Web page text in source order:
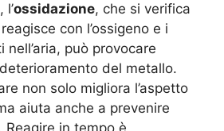
l’ossidazione, che si verifica
con l’ossigeno e i
può provocare
del metallo.
non solo migliora l’aspetto
aiuta anche a prevenire